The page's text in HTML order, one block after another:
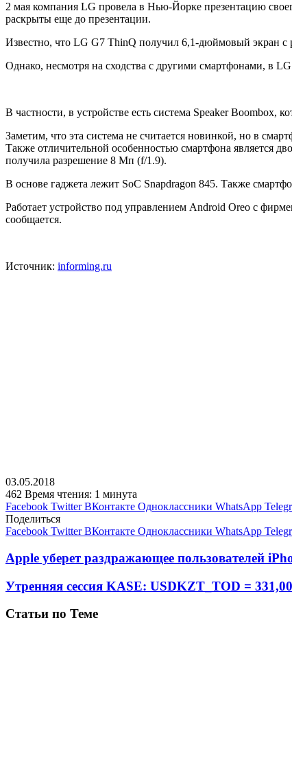
2 мая компания LG провела в Нью-Йорке презентацию
раскрыты еще до презентации.
Известно, что LG G7 ThinQ получил 6,1-дюймовый экран с
Однако, несмотря на сходства с другими смартфонами, в
В частности, в устройстве есть система Speaker Boombox,
Заметим, что эта система не считается новинкой, но в
Также отличительной особенностью смартфона является
получила разрешение 8 Мп (f/1.9).
В основе гаджета лежит SoC Snapdragon 845. Также
Работает устройство под управлением Android Oreo с
сообщается.
Источник: informing.ru
03.05.2018
462 Время чтения: 1 минута
Facebook Twitter ВКонтакте Одноклассники WhatsApp
Поделиться
Facebook Twitter ВКонтакте Одноклассники WhatsApp
Apple уберет раздражающее пользователей
Утренняя сессия KASE: USDKZT_TOD =
Статьи по Теме